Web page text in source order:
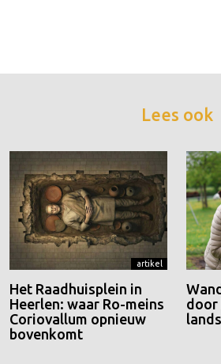
Lees ook
artikel
Het Raadhuisplein in
Heerlen: waar Ro-meins
Coriovallum opnieuw
bovenkomt
door